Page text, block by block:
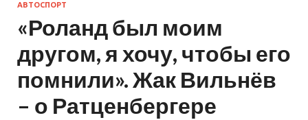
АВТОСПОРТ
«Роланд был моим
другом, я хочу, чтобы его
помнили». Жак Вильнёв
– о Ратценбергере